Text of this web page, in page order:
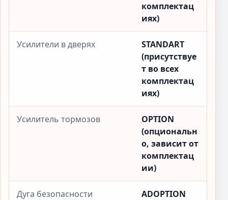
комплектац
иях)
Усилители в дверях
STANDART
(присутствуе
т во всех
комплектац
иях)
Усилитель тормозов
OPTION
(опциональн
о, зависит от
комплектац
ии)
Дуга безопасности
ADOPTION